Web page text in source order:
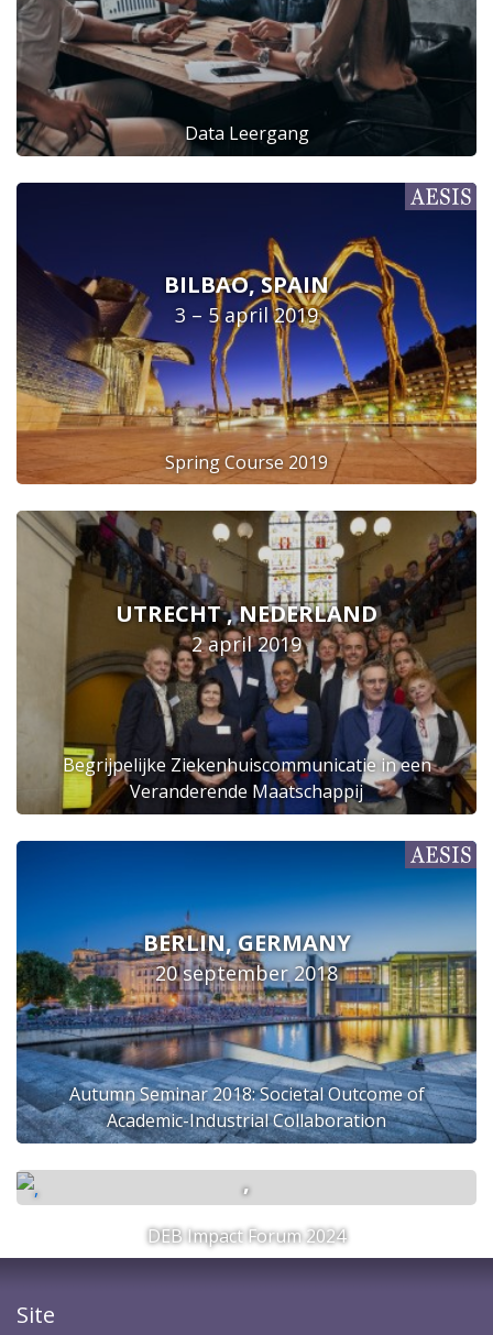
Data Leergang
BILBAO, SPAIN
3 – 5 april 2019
Spring Course 2019
UTRECHT , NEDERLAND
2 april 2019
Begrijpelijke Ziekenhuiscommunicatie in een
Veranderende Maatschappij
BERLIN, GERMANY
20 september 2018
Autumn Seminar 2018: Societal Outcome of
Academic-Industrial Collaboration
,
DEB Impact Forum 2024
Site